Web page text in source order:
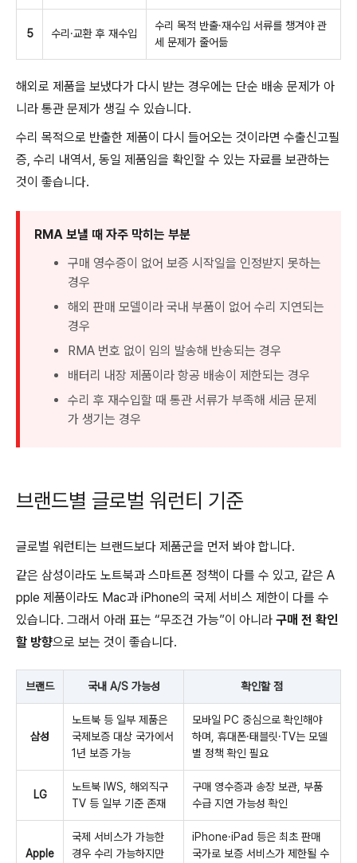
5 수리·교환 후 재수입
수리 목적 반출·재수입 서류를 챙겨야 관
세 문제가 줄어듦
해외로 제품을 보냈다가 다시 받는 경우에는 단순 배송 문제가 아
니라 통관 문제가 생길 수 있습니다.
수리 목적으로 반출한 제품이 다시 들어오는 것이라면 수출신고필
증, 수리 내역서, 동일 제품임을 확인할 수 있는 자료를 보관하는
것이 좋습니다.
RMA 보낼 때 자주 막히는 부분
구매 영수증이 없어 보증 시작일을 인정받지 못하는
경우
해외 판매 모델이라 국내 부품이 없어 수리 지연되는
경우
RMA 번호 없이 임의 발송해 반송되는 경우
배터리 내장 제품이라 항공 배송이 제한되는 경우
수리 후 재수입할 때 통관 서류가 부족해 세금 문제
가 생기는 경우
브랜드별 글로벌 워런티 기준
글로벌 워런티는 브랜드보다 제품군을 먼저 봐야 합니다.
같은 삼성이라도 노트북과 스마트폰 정책이 다를 수 있고, 같은 A
pple 제품이라도 Mac과 iPhone의 국제 서비스 제한이 다를 수
있습니다. 그래서 아래 표는 “무조건 가능”이 아니라 구매 전 확인
할 방향으로 보는 것이 좋습니다.
브랜드 국내 A/S 가능성 확인할 점
삼성
노트북 등 일부 제품은
국제보증 대상 국가에서
1년 보증 가능
모바일 PC 중심으로 확인해야
하며, 휴대폰·태블릿·TV는 모델
별 정책 확인 필요
LG
노트북 IWS, 해외직구
TV 등 일부 기준 존재
구매 영수증과 송장 보관, 부품
수급 지연 가능성 확인
Apple
국제 서비스가 가능한
경우 수리 가능하지만
iPhone·iPad 등은 최초 판매
국가로 보증 서비스가 제한될 수